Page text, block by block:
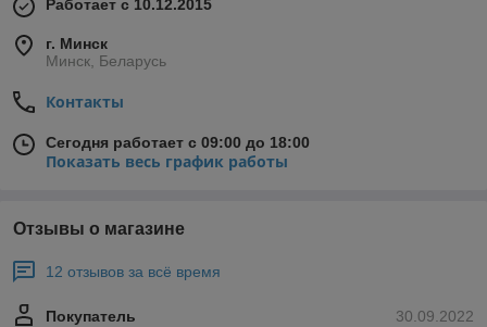
Работает с 10.12.2015
г. Минск
Минск, Беларусь
Контакты
Сегодня работает с 09:00 до 18:00
Показать весь график работы
Отзывы о магазине
12 отзывов за всё время
30.09.2022
Покупатель